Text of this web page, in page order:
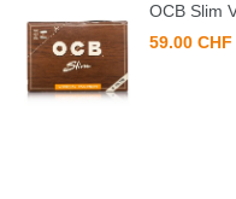
OCB Slim
59.00 CHF